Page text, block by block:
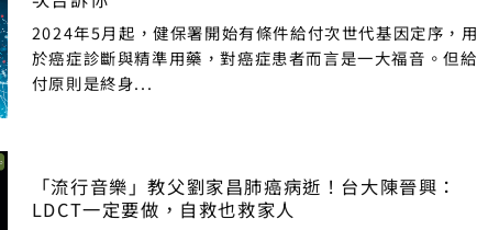
2024年5月起，健保署開始有條件給付次世代基因定序，用
於癌症診斷與精準用藥，對癌症患者而言是一大福音。但給
付原則是終身...
「流行音樂」教父劉家昌肺癌病逝！台大陳晉興：
LDCT一定要做，自救也救家人